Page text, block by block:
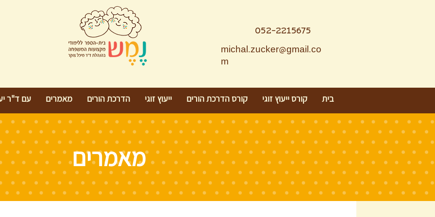
בית קורס ייעוץ זוגי קורס הדרכת הורים ייעוץ זוגי הדרכת הורים מאמרים עם ד"ר
michal.zucker@gmail.co
m
052-2215675
מאמרים